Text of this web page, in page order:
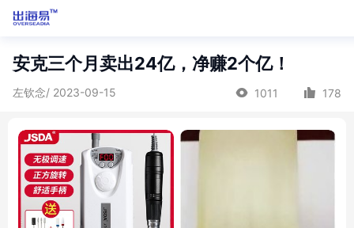
安克三个月卖出24亿，净赚2个亿！
左钦念/ 2023-09-15 1011 178